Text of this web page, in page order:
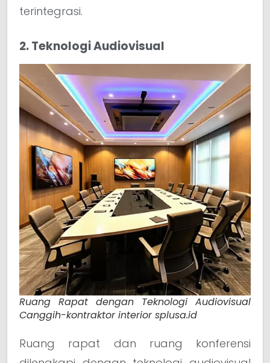
terintegrasi.
2. Teknologi Audiovisual
Ruang Rapat dengan Teknologi Audiovisual
Canggih-kontraktor interior splusa.id
Ruang rapat dan ruang konferensi